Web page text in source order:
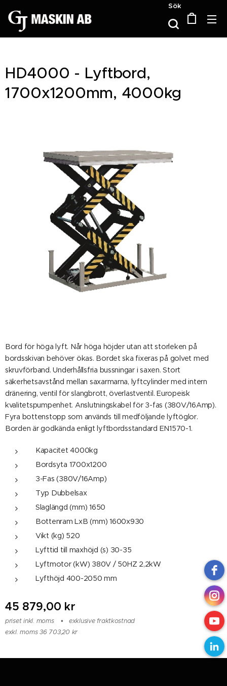
Sök
HD4000 - Lyftbord,
1700x1200mm, 4000kg
Bord för höga lyft. Når höga höjder utan att storleken på
bordsskivan behöver ökas. Bordet ska fixeras på golvet med
skruvförband. Underhållsfria bussningar i saxen. Stort
säkerhetsavstånd mellan saxarmarna, lyftcylinder med intern
dränering, ventil för slangbrott, överlastventil. Europeisk
kvalitetspumpenhet. Anslutningskabel för 3-fas (380V/16Amp).
Fyra bottenstopp som används till medföljande lyftöglor.
Borden är godkända enligt lyftbordsstandard EN1570-1.
Kapacitet 4000kg
Bordsyta 1700x1200
3-Fas (380V/16Amp)
Typ Dubbelsax
Slaglängd (mm) 1650
Bottenram LxB (mm) 1600x930
Vikt (kg) 520
Lyfttid till maxhöjd (s) 30-35
Lyftmotor (kW) 380V / 50HZ 2,2kW
Lyfthöjd 400-2050 mm
45 879,00 kr
priset inkl. moms
exklusive fraktkostnad
exkl. moms 36 703,20 kr